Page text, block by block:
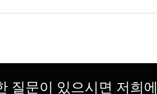
질문이 있으시면 저희